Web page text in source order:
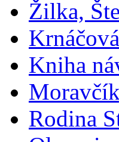
Žilka,
Kniha
Rodina